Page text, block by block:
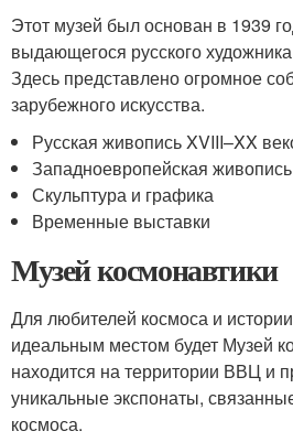
Этот музей был основан в 1939
выдающегося русского
Здесь представлено огромное
зарубежного искусства.
Русская живопись XVIII–XX
Западноевропейская живопись
Скульптура и графика
Временные выставки
Музей космонавтики
Для любителей космоса и
идеальным местом будет Музей
находится на территории ВВЦ и
уникальные экспонаты,
космоса.